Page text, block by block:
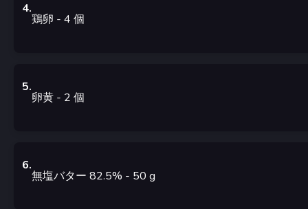
4.
鶏卵 - 4 個
5.
卵黄 - 2 個
6.
無塩バター 82.5% - 50 g